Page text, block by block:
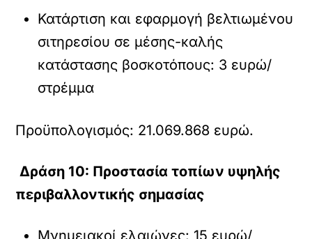
Κατάρτιση και εφαρµογή βελτιωµένου
σιτηρεσίου σε µέσης-καλής
κατάστασης βοσκοτόπους: 3 ευρώ/
στρέµµα
Προϋπολογισµός: 21.069.868 ευρώ.
∆ράση 10: Προστασία τοπίων υψηλής
περιβαλλοντικής σηµασίας
Μνηµειακοί ελαιώνες: 15 ευρώ/